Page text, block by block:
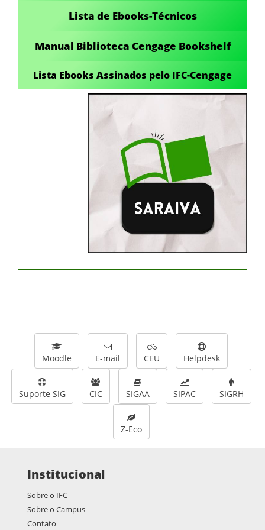
Lista de Ebooks-Técnicos
Manual Biblioteca Cengage Bookshelf
Lista Ebooks Assinados pelo IFC-Cengage
Moodle E-mail CEU Helpdesk
Suporte SIG CIC SIGAA SIPAC SIGRH
Z-Eco
Institucional
Sobre o IFC
Sobre o Campus
Contato